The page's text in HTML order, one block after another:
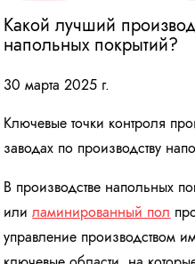
Какой лучший
напольных покрытий?
30 марта 2025 г.
Ключевые точки контроля
заводах по производству
В производстве напольных
илиламинированный пол
управление производством